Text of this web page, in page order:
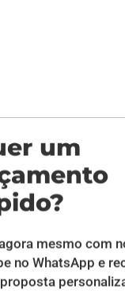
li e aceito todos
as opções de